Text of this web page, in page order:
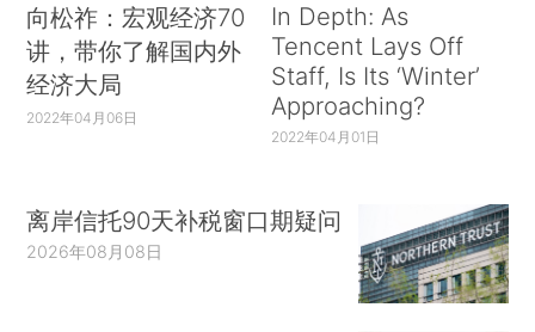
向松祚：宏观经济70
讲，带你了解国内外
经济大局
2022年04月06日
In Depth: As
Tencent Lays Off
Staff, Is Its ‘Winter’
Approaching?
2022年04月01日
离岸信托90天补税窗口期疑问
2026年08月08日